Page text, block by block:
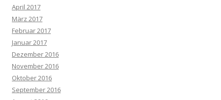
April 2017
März 2017
Februar 2017
Januar 2017
Dezember 2016
November 2016
Oktober 2016
September 2016